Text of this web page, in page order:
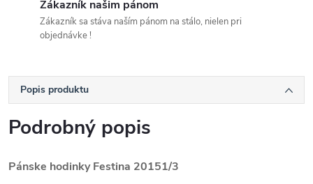
Zákazník našim pánom
Zákazník sa stáva naším pánom na stálo, nielen pri
objednávke !
Popis produktu
Podrobný popis
Pánske hodinky Festina 20151/3